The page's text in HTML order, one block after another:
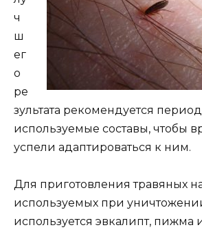
ч
ш
ег
о
ре
зультата рекомендуется
используемые составы, чтобы
успели адаптироваться к ним.
Для приготовления травяных
используемых при
используется эвкалипт, пижма